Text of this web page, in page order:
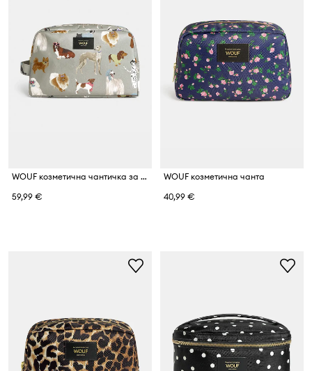
WOUF козметична чантичка за път
59,99 €
WOUF козметична чанта
40,99 €